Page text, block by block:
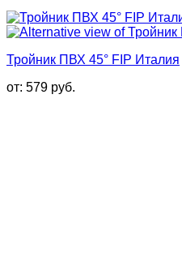
Тройник ПВХ 45° FIP Италия
от: 579 руб.